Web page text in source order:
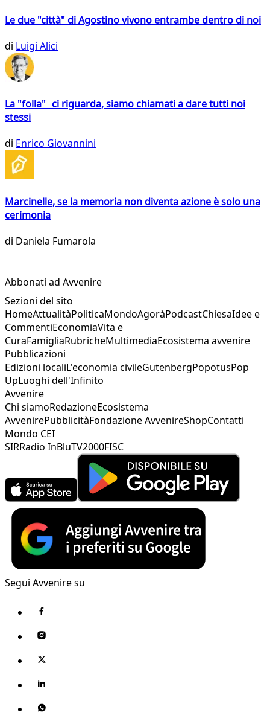
Le due "città" di Agostino vivono entrambe dentro di noi
di Luigi Alici
La "folla" ci riguarda, siamo chiamati a dare tutti noi
stessi
di Enrico Giovannini
Marcinelle, se la memoria non diventa azione è solo una
cerimonia
di Daniela Fumarola
Abbonati ad Avvenire
Sezioni del sito
HomeAttualitàPoliticaMondoAgoràPodcastChiesaIdee e
CommentiEconomiaVita e
CuraFamigliaRubricheMultimediaEcosistema avvenire
Pubblicazioni
Edizioni localiL'economia civileGutenbergPopotusPop
UpLuoghi dell'Infinito
Avvenire
Chi siamoRedazioneEcosistema
AvvenirePubblicitàFondazione AvvenireShopContatti
Mondo CEI
SIRRadio InBluTV2000FISC
Segui Avvenire su